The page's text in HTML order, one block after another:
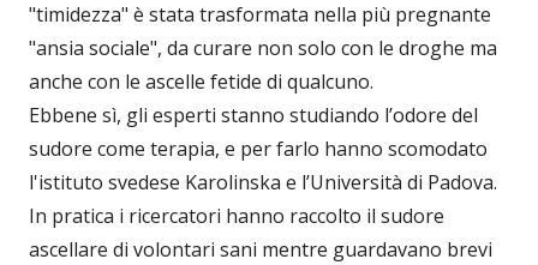
"timidezza" è stata trasformata nella più pregnante
"ansia sociale", da curare non solo con le droghe ma
anche con le ascelle fetide di qualcuno.
Ebbene sì, gli esperti stanno studiando l’odore del
sudore come terapia, e per farlo hanno scomodato
l'istituto svedese Karolinska e l’Università di Padova.
In pratica i ricercatori hanno raccolto il sudore
ascellare di volontari sani mentre guardavano brevi